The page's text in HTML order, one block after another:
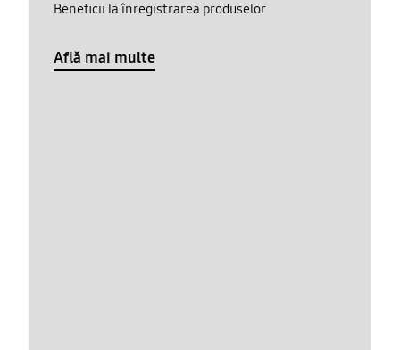
Beneficii la înregistrarea produselor
Află mai multe